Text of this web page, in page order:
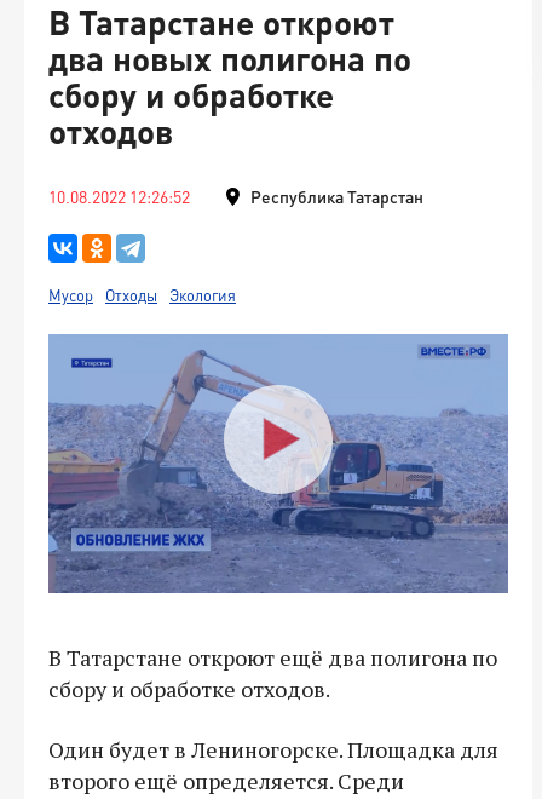
В Татарстане откроют
два новых полигона по
сбору и обработке
отходов
10.08.2022 12:26:52 Республика Татарстан
Мусор Отходы Экология
В Татарстане откроют ещё два полигона по
сбору и обработке отходов.
Один будет в Лениногорске. Площадка для
второго ещё определяется. Среди